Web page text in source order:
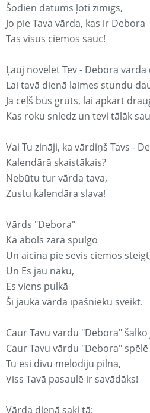
Šodien datums ļoti zīmīgs,
Jo pie Tava vārda, kas ir Debora
Tas visus ciemos sauc!
Ļauj novēlēt Tev - Debora
Lai tavā dienā laimes stundu
Ja ceļš būs grūts, lai apkārt
Kas roku sniedz un tevi tālāk
Vai Tu zināji, ka vārdiņš Tavs -
Kalendārā skaistākais?
Nebūtu tur vārda tava,
Zustu kalendāra slava!
Vārds "Debora"
Kā ābols zarā spulgo
Un aicina pie sevis ciemos
Un Es jau nāku,
Es viens pulkā
Šī jaukā vārda īpašnieku sveikt.
Caur Tavu vārdu "Debora"
Caur Tavu vārdu "Debora"
Tu esi divu melodiju pilna,
Viss Tavā pasaulē ir savādāks!
Vārda dienā saki tā: